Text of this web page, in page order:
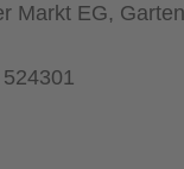
Markt EG,